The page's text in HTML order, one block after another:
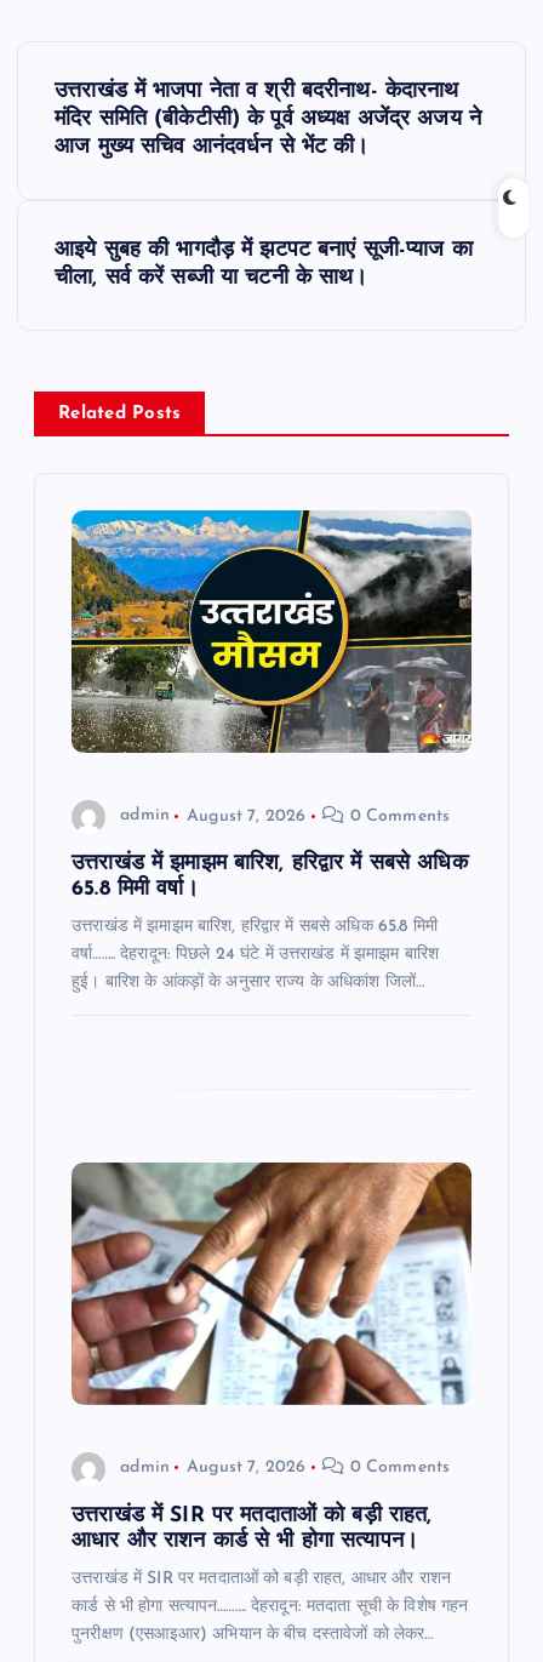
v
उत्तराखंड में भाजपा नेता व श्री बदरीनाथ- केदारनाथ
मंदिर समिति (बीकेटीसी) के पूर्व अध्यक्ष अजेंद्र अजय ने
आज मुख्य सचिव आनंदवर्धन से भेंट की।
आइये सुबह की भागदौड़ में झटपट बनाएं सूजी-प्याज का
चीला, सर्व करें सब्जी या चटनी के साथ।
Related Posts
admin August 7, 2026 0 Comments
उत्तराखंड में झमाझम बारिश, हरिद्वार में सबसे अधिक
65.8 मिमी वर्षा।
उत्तराखंड में झमाझम बारिश, हरिद्वार में सबसे अधिक 65.8 मिमी
वर्षा…….. देहरादून: पिछले 24 घंटे में उत्तराखंड में झमाझम बारिश
हुई। बारिश के आंकड़ों के अनुसार राज्य के अधिकांश जिलों…
admin August 7, 2026 0 Comments
उत्तराखंड में SIR पर मतदाताओं को बड़ी राहत,
आधार और राशन कार्ड से भी होगा सत्यापन।
उत्तराखंड में SIR पर मतदाताओं को बड़ी राहत, आधार और राशन
कार्ड से भी होगा सत्यापन………. देहरादून: मतदाता सूची के विशेष गहन
पुनरीक्षण (एसआइआर) अभियान के बीच दस्तावेजों को लेकर…